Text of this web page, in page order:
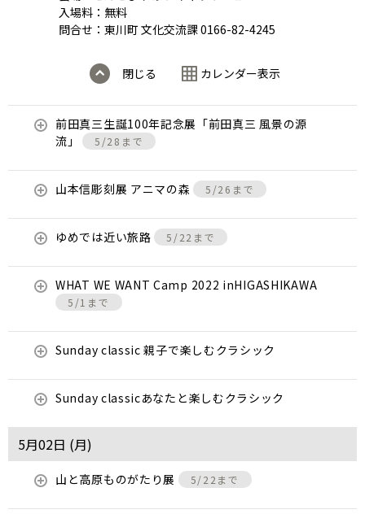
入場料：無料
問合せ：東川町 文化交流課 0166-82-4245
閉じる カレンダー表示
前田真三生誕100年記念展「前田真三 風景の源
流」
5/28まで
山本信彫刻展 アニマの森 5/26まで
ゆめでは近い旅路 5/22まで
WHAT WE WANT Camp 2022 inHIGASHIKAWA
5/1まで
Sunday classic 親子で楽しむクラシック
Sunday classicあなたと楽しむクラシック
5月02日 (月)
山と高原ものがたり展 5/22まで